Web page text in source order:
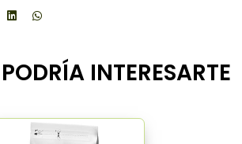
INTERESARTE